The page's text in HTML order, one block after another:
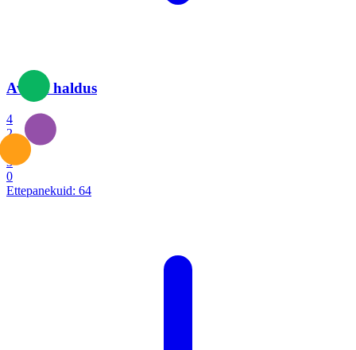
Avalik haldus
4
2
3
0
Ettepanekuid: 64